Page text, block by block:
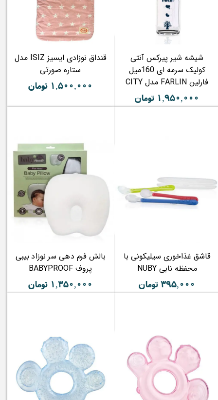
شیشه شیر پیرکس آنتی
کولیک سرمه ای 160میل
فارلین FARLIN مدل CITY
۱,۹۵۰,۰۰۰ تومان
قنداق نوزادی ایسیز ISIZ مدل
ستاره صورتی
۱,۵۰۰,۰۰۰ تومان
قاشق غذاخوری سیلیکونی با
محفظه نابی NUBY
۳۹۵,۰۰۰ تومان
بالش فرم دهی سر نوزاد بیبی
پروف BABYPROOF
۱,۳۵۰,۰۰۰ تومان